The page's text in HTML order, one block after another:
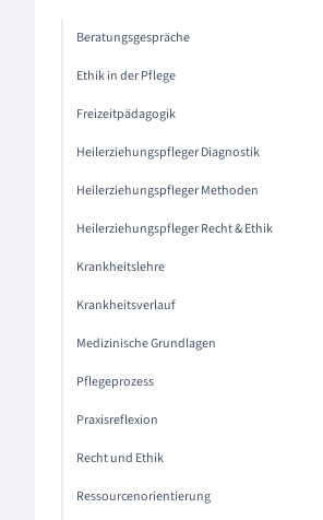
Beratungsgespräche
Ethik in der Pflege
Freizeitpädagogik
Heilerziehungspfleger Diagnostik
Heilerziehungspfleger Methoden
Heilerziehungspfleger Recht & Ethik
Krankheitslehre
Krankheitsverlauf
Medizinische Grundlagen
Pflegeprozess
Praxisreflexion
Recht und Ethik
Ressourcenorientierung